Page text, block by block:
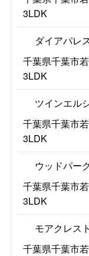
3LDK
ダイアパレ
千葉県千葉市
3LDK
ツインエル
千葉県千葉市
3LDK
ウッドパー
千葉県千葉市
3LDK
モアクレス
千葉県千葉市